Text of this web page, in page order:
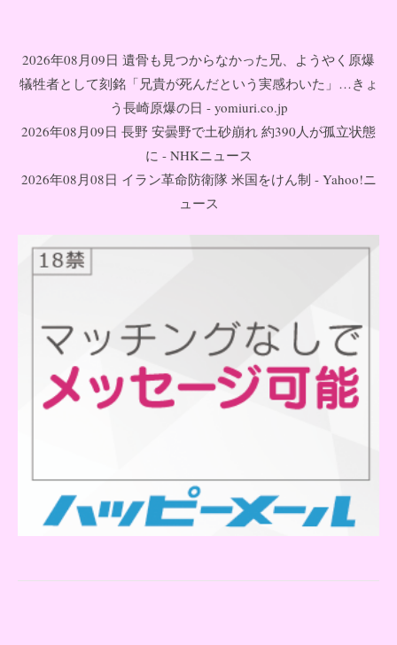
2026年08月09日 遺骨も見つからなかった兄、ようやく原爆
犠牲者として刻銘「兄貴が死んだという実感わいた」…きょ
う長崎原爆の日 - yomiuri.co.jp
2026年08月09日 長野 安曇野で土砂崩れ 約390人が孤立状態
に - NHKニュース
2026年08月08日 イラン革命防衛隊 米国をけん制 - Yahoo!ニ
ュース